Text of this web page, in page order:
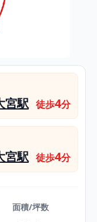
宮駅 徒歩4分
宮駅 徒歩4分
面積/坪数